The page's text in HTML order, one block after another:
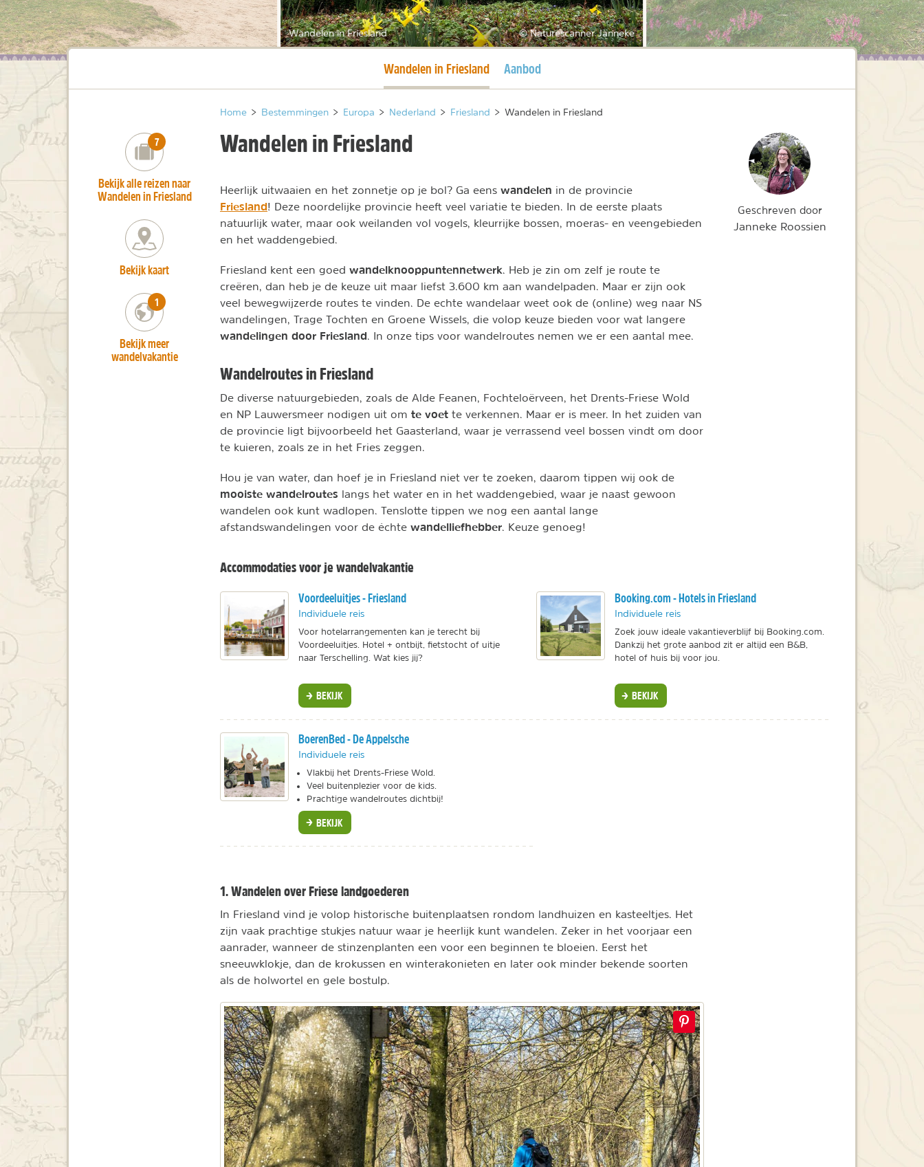
Wandelen in Friesland © Naturescanner Janneke
Huidige pagina
Wandelen in Friesland Aanbod
Home > Bestemmingen > Europa > Nederland > Friesland > Wandelen in Friesland
Wandelen in Friesland
Heerlijk uitwaaien en het zonnetje op je bol? Ga eens wandelen in de provincie
Friesland! Deze noordelijke provincie heeft veel variatie te bieden. In de eerste plaats
natuurlijk water, maar ook weilanden vol vogels, kleurrijke bossen, moeras- en veengebieden
en het waddengebied.
Friesland kent een goed wandelknooppuntennetwerk. Heb je zin om zelf je route te
creëren, dan heb je de keuze uit maar liefst 3.600 km aan wandelpaden. Maar er zijn ook
veel bewegwijzerde routes te vinden. De echte wandelaar weet ook de (online) weg naar NS
wandelingen, Trage Tochten en Groene Wissels, die volop keuze bieden voor wat langere
wandelingen door Friesland. In onze tips voor wandelroutes nemen we er een aantal mee.
Wandelroutes in Friesland
De diverse natuurgebieden, zoals de Alde Feanen, Fochteloërveen, het Drents-Friese Wold
en NP Lauwersmeer nodigen uit om te voet te verkennen. Maar er is meer. In het zuiden van
de provincie ligt bijvoorbeeld het Gaasterland, waar je verrassend veel bossen vindt om door
te kuieren, zoals ze in het Fries zeggen.
Hou je van water, dan hoef je in Friesland niet ver te zoeken, daarom tippen wij ook de
mooiste wandelroutes langs het water en in het waddengebied, waar je naast gewoon
wandelen ook kunt wadlopen. Tenslotte tippen we nog een aantal lange
afstandswandelingen voor de échte wandelliefhebber. Keuze genoeg!
Accommodaties voor je wandelvakantie
Voordeeluitjes - Friesland
Individuele reis
Voor hotelarrangementen kan je terecht bij
Voordeeluitjes. Hotel + ontbijt, fietstocht of uitje
naar Terschelling. Wat kies jij?
BEKIJK
Booking.com - Hotels in Friesland
Individuele reis
Zoek jouw ideale vakantieverblijf bij Booking.com.
Dankzij het grote aanbod zit er altijd een B&B,
hotel of huis bij voor jou.
BEKIJK
BoerenBed - De Appelsche
Individuele reis
Vlakbij het Drents-Friese Wold.
Veel buitenplezier voor de kids.
Prachtige wandelroutes dichtbij!
BEKIJK
1. Wandelen over Friese landgoederen
In Friesland vind je volop historische buitenplaatsen rondom landhuizen en kasteeltjes. Het
zijn vaak prachtige stukjes natuur waar je heerlijk kunt wandelen. Zeker in het voorjaar een
aanrader, wanneer de stinzenplanten een voor een beginnen te bloeien. Eerst het
sneeuwklokje, dan de krokussen en winterakonieten en later ook minder bekende soorten
als de holwortel en gele bostulp.
number_of_trips:
7
Bekijk alle reizen naar
Wandelen in Friesland
Bekijk kaart
number_of_trips:
1
Bekijk meer
wandelvakantie
Geschreven door
Janneke Roossien